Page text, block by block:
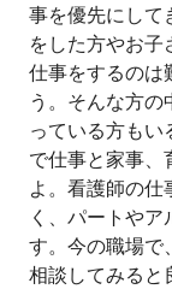
事を優先にして
をした方やお子
仕事をするのは
う。そんな方
っている方もい
で仕事と家事、
よ。看護師の
く、パートや
す。今の職場で
相談してみると